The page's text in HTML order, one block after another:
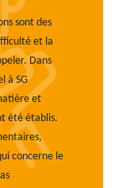
sont des
et la
Dans
à SG
et
été établis.
concerne le